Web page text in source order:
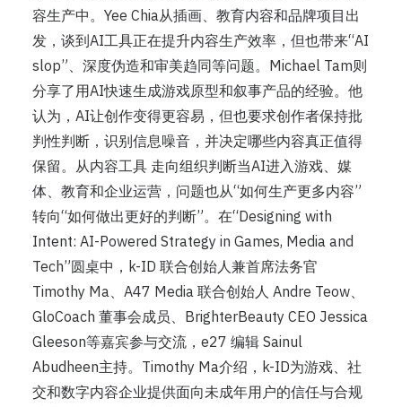
容生产中。Yee Chia从插画、教育内容和品牌项目出
发，谈到AI工具正在提升内容生产效率，但也带来“AI
slop”、深度伪造和审美趋同等问题。Michael Tam则
分享了用AI快速生成游戏原型和叙事产品的经验。他
认为，AI让创作变得更容易，但也要求创作者保持批
判性判断，识别信息噪音，并决定哪些内容真正值得
保留。从内容工具 走向组织判断当AI进入游戏、媒
体、教育和企业运营，问题也从“如何生产更多内容”
转向“如何做出更好的判断”。在“Designing with
Intent: AI-Powered Strategy in Games, Media and
Tech”圆桌中，k-ID 联合创始人兼首席法务官
Timothy Ma、A47 Media 联合创始人 Andre Teow、
GloCoach 董事会成员、BrighterBeauty CEO Jessica
Gleeson等嘉宾参与交流，e27 编辑 Sainul
Abudheen主持。Timothy Ma介绍，k-ID为游戏、社
交和数字内容企业提供面向未成年用户的信任与合规